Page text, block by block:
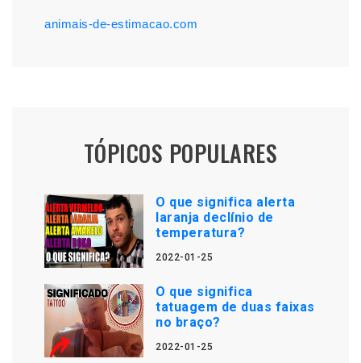
animais-de-estimacao.com
TÓPICOS POPULARES
O que significa alerta
laranja declínio de
temperatura?
2022-01-25
O que significa
tatuagem de duas faixas
no braço?
2022-01-25